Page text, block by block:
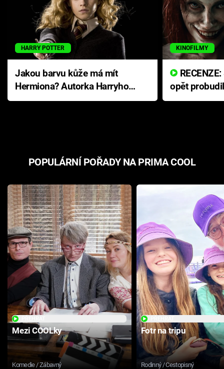
HARRY POTTER
Jakou barvu kůže má mít
Hermiona? Autorka Harryho
Pottera přišla s ráznou
KINOFILMY
opět
přichází s
POPULÁRNÍ POŘADY NA PRIMA COOL
Mezi COOLky
Komedie / Zábavný
Fotr na tripu
Rodinný / Cestopisný